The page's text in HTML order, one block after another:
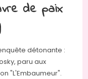
de paix
détonante :
paru aux
"L'Embaumeur".